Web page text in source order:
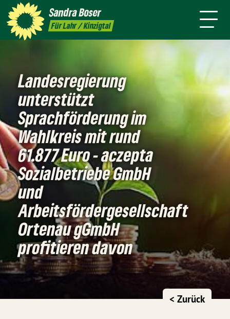
SandraBoser
Für Lahr / Kinzigtal
Presse Kontakt Termine
mich
Landesregierung
unterstützt
Sprachförderung im
Wahlkreis mit rund
61.877 Euro - aczepta
Sozialbetriebe GmbH
und
Arbeitsfördergesellschaft
Ortenau gGmbH
profitieren davon
< Zurück